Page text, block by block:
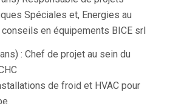
Spéciales et, Energies au
conseils en équipements BICE srl
: Chef de projet au sein du
de froid et HVAC pour